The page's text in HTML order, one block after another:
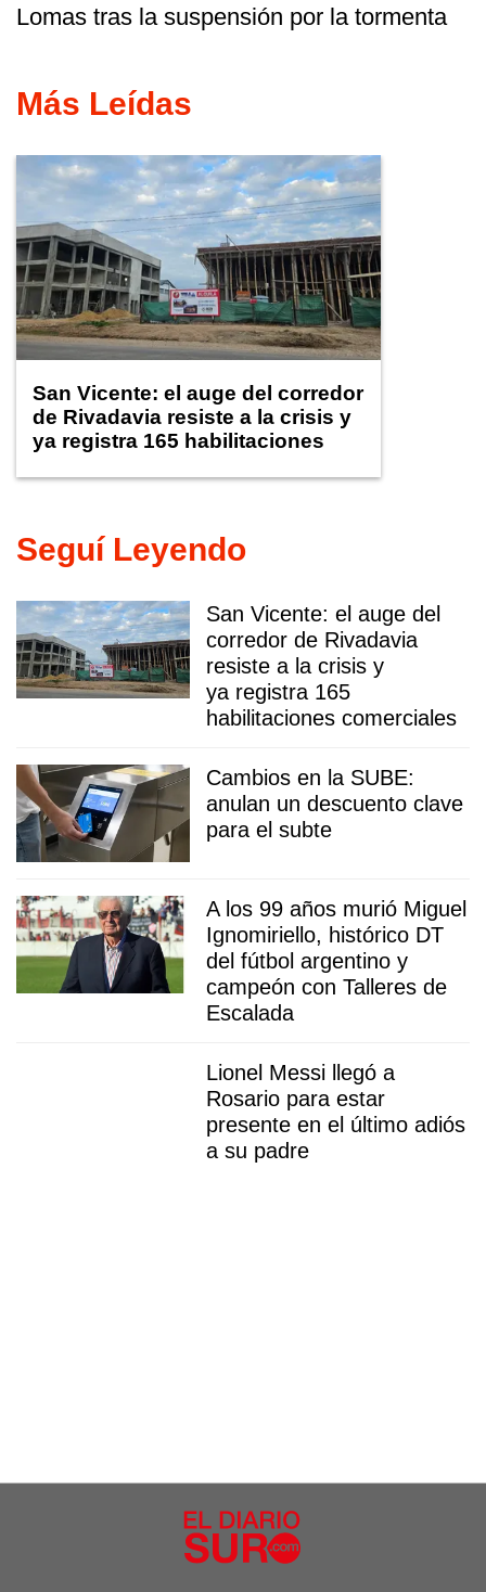
Lomas tras la suspensión por la tormenta
Más Leídas
San Vicente: el auge del corredor
de Rivadavia resiste a la crisis y
ya registra 165 habilitaciones
Seguí Leyendo
San Vicente: el auge del
corredor de Rivadavia
resiste a la crisis y
ya registra 165
habilitaciones comerciales
Cambios en la SUBE:
anulan un descuento clave
para el subte
A los 99 años murió Miguel
Ignomiriello, histórico DT
del fútbol argentino y
campeón con Talleres de
Escalada
Lionel Messi llegó a
Rosario para estar
presente en el último adiós
a su padre